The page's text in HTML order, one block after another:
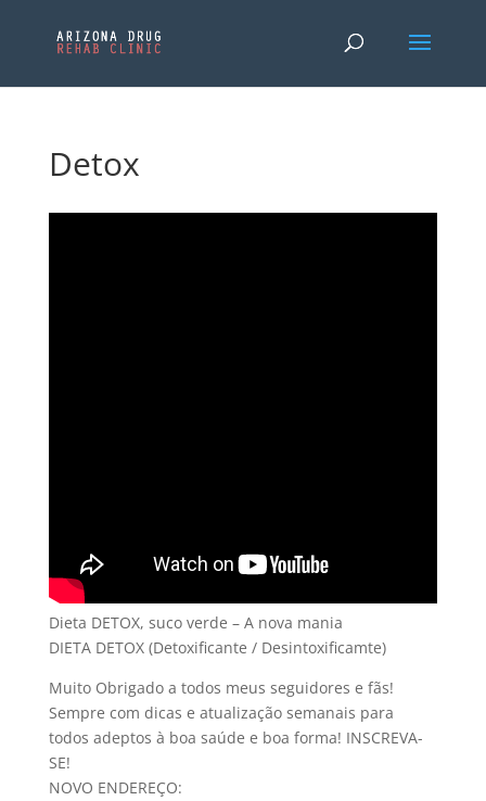
Detox
Dieta DETOX, suco verde – A nova mania
DIETA DETOX (Detoxificante / Desintoxificamte)
Muito Obrigado a todos meus seguidores e fãs!
Sempre com dicas e atualização semanais para
todos adeptos à boa saúde e boa forma! INSCREVA-
SE!
NOVO ENDEREÇO: